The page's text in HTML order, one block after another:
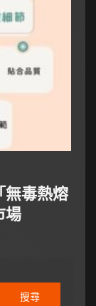
無毒熱熔
場